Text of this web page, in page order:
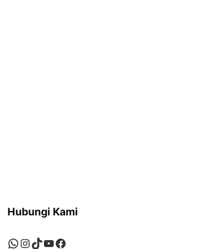
Hubungi Kami
WhatsApp
Instagram
TikTok
YouTube
Facebook